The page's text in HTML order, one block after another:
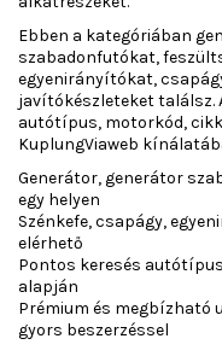
Ebben a kategóriában
szabadonfutókat,
egyenirányítókat,
javítókészleteket találsz.
autótípus, motorkód,
KuplungViaweb
Generátor, generátor
egy helyen
Szénkefe, csapágy,
elérhető
Pontos keresés
alapján
Prémium és
gyors beszerzéssel